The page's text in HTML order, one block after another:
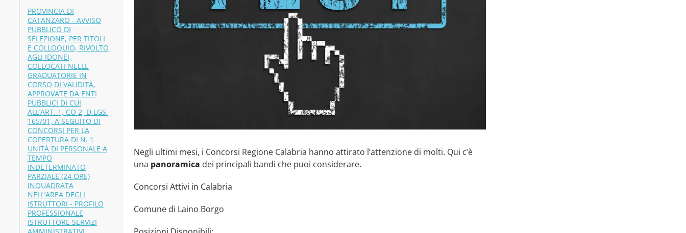
PROVINCIA DI
CATANZARO - AVVISO
PUBBLICO DI
SELEZIONE, PER TITOLI
E COLLOQUIO, RIVOLTO
AGLI IDONEI,
COLLOCATI NELLE
GRADUATORIE IN
CORSO DI VALIDITÀ,
APPROVATE DA ENTI
PUBBLICI DI CUI
ALL’ART. 1, CO 2, D.LGS.
165/01, A SEGUITO DI
CONCORSI PER LA
COPERTURA DI N. 1
UNITÀ DI PERSONALE A
TEMPO
INDETERMINATO
PARZIALE (24 ORE)
INQUADRATA
NELL’AREA DEGLI
ISTRUTTORI - PROFILO
PROFESSIONALE
ISTRUTTORE SERVIZI
Negli ultimi mesi, i Concorsi Regione Calabria hanno attirato l’attenzione di molti. Qui c’è
una panoramica dei principali bandi che puoi considerare.
Concorsi Attivi in Calabria
Comune di Laino Borgo